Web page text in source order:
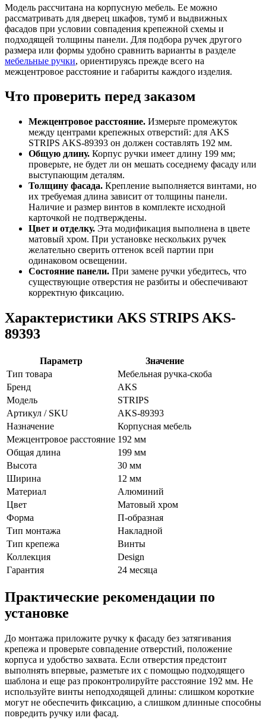
Модель рассчитана на корпусную мебель. Ее можно
рассматривать для дверец шкафов, тумб и выдвижных
фасадов при условии совпадения крепежной схемы и
подходящей толщины панели. Для подбора ручек другого
размера или формы удобно сравнить варианты в разделе
мебельные ручки, ориентируясь прежде всего на
межцентровое расстояние и габариты каждого изделия.
Что проверить перед заказом
Межцентровое расстояние. Измерьте промежуток
между центрами крепежных отверстий: для AKS
STRIPS AKS-89393 он должен составлять 192 мм.
Общую длину. Корпус ручки имеет длину 199 мм;
проверьте, не будет ли он мешать соседнему фасаду или
выступающим деталям.
Толщину фасада. Крепление выполняется винтами, но
их требуемая длина зависит от толщины панели.
Наличие и размер винтов в комплекте исходной
карточкой не подтверждены.
Цвет и отделку. Эта модификация выполнена в цвете
матовый хром. При установке нескольких ручек
желательно сверить оттенок всей партии при
одинаковом освещении.
Состояние панели. При замене ручки убедитесь, что
существующие отверстия не разбиты и обеспечивают
корректную фиксацию.
Характеристики AKS STRIPS AKS-
89393
Параметр
Значение
Тип товара
Мебельная ручка-скоба
Бренд
AKS
Модель
STRIPS
Артикул / SKU
AKS-89393
Назначение
Корпусная мебель
Межцентровое расстояние 192 мм
Общая длина
199 мм
Высота
30 мм
Ширина
12 мм
Материал
Алюминий
Цвет
Матовый хром
Форма
П-образная
Тип монтажа
Накладной
Тип крепежа
Винты
Коллекция
Design
Гарантия
24 месяца
Практические рекомендации по
установке
До монтажа приложите ручку к фасаду без затягивания
крепежа и проверьте совпадение отверстий, положение
корпуса и удобство захвата. Если отверстия предстоит
выполнять впервые, разметьте их с помощью подходящего
шаблона и еще раз проконтролируйте расстояние 192 мм. Не
используйте винты неподходящей длины: слишком короткие
могут не обеспечить фиксацию, а слишком длинные способны
повредить ручку или фасад.